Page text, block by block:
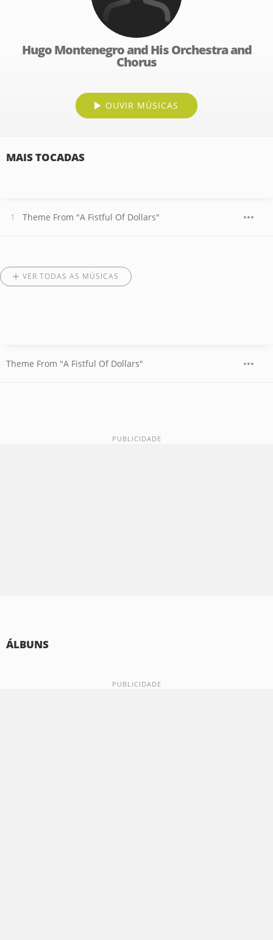
Hugo Montenegro and His Orchestra and
Chorus
OUVIR MÚSICAS
MAIS TOCADAS
Theme From "A Fistful Of Dollars"
VER TODAS AS MÚSICAS
Theme From "A Fistful Of Dollars"
ÁLBUNS